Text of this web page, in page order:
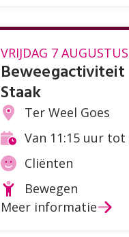
Staak
VRIJDAG 7 AUGUSTUS
LocatieTer Weel Goes
Tijd Van 11:15 uur tot
Doelgroep
Cliënten
Soort
activiteit
Bewegen
Meer informatie